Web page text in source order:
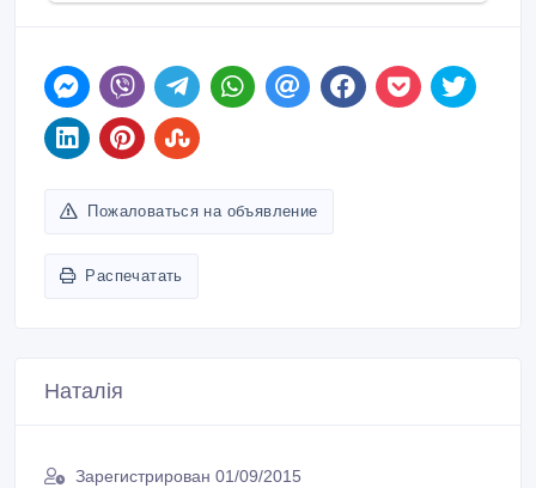
Пожаловаться на объявление
Распечатать
Наталія
Зарегистрирован 01/09/2015